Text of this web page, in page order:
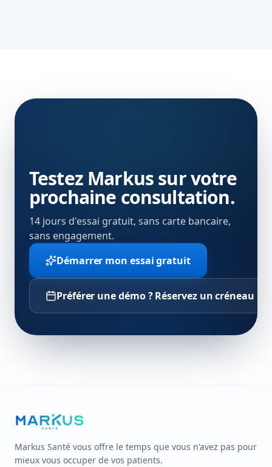
Testez Markus sur votre
prochaine consultation.
14 jours d'essai gratuit, sans carte bancaire,
sans engagement.
Démarrer mon essai gratuit
Préférer une démo ? Réservez un créneau →
Markus Santé vous offre le temps que vous n'avez pas pour
mieux vous occuper de vos patients.